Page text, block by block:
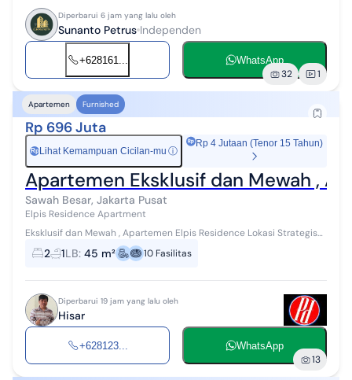
Diperbarui 6 jam yang lalu oleh
Sunanto Petrus Independen
+628161... WhatsApp
32 1
Apartemen Furnished
Rp 696 Juta
Rp Lihat Kemampuan Cicilan-mu ⓘ
Rp 4 Jutaan (Tenor 15 Tahun)
Apartemen Eksklusif dan Mewah ,
Sawah Besar, Jakarta Pusat
Elpis Residence Apartment
Eksklusif dan Mewah , Apartemen Elpis Residence Lokasi Strategis
Di Pusat Bisnis Dekat Istana Presiden Suasana Asri Fasilitas Lengkap
dan Akses 24...
2 1LB: 45 m² 10 Fasilitas
Diperbarui 19 jam yang lalu oleh
Hisar
+628123... WhatsApp
13